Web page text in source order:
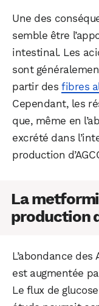
Une des
semble être
intestinal. Les
sont
partir desfibres
Cependant, les
que, même en
excrété dans
production
La
production
L’abondance des
est augmentée
Le flux de
WhatsApp
Facebook